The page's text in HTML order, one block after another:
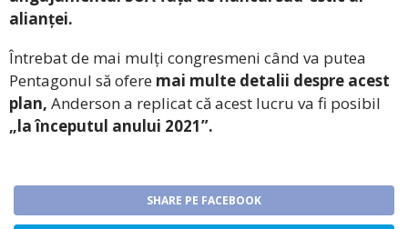
alianței.
Întrebat de mai mulți congresmeni când va putea
Pentagonul să ofere mai multe detalii despre acest
plan, Anderson a replicat că acest lucru va fi posibil
„la începutul anului 2021”.
SHARE PE FACEBOOK